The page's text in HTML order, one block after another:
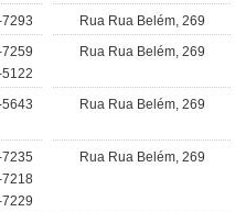
e-Gestão e de Tabelas
Judiciária e Ciência de
Grau
Rua Rua Belém, 269
Rua Rua Belém, 269
Rua Rua Belém, 269
Rua Rua Belém, 269